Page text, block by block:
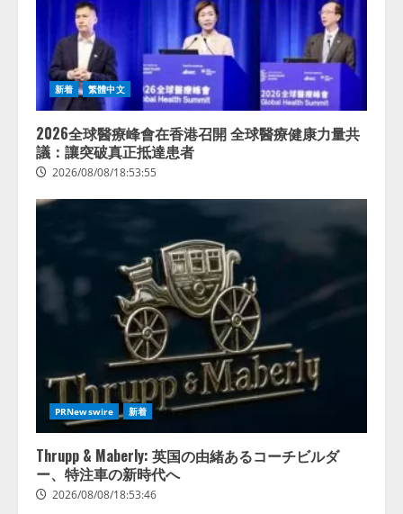
新着 繁體中文
2026全球醫療峰會在香港召開 全球醫療健康力量共
議：讓突破真正抵達患者
2026/08/08/18:53:55
PRNewswire 新着
Thrupp & Maberly: 英国の由緒あるコーチビルダ
ー、特注車の新時代へ
2026/08/08/18:53:46